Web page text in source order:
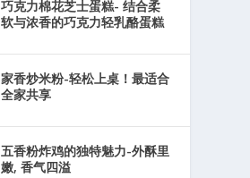
巧克力棉花芝士蛋糕- 结合柔
软与浓香的巧克力轻乳酪蛋糕
家香炒米粉-轻松上桌！最适合
全家共享
五香粉炸鸡的独特魅力-外酥里
嫩, 香气四溢